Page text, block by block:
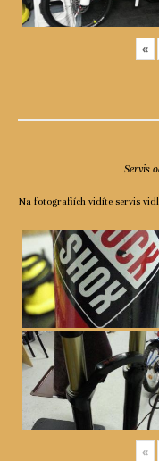
«
Servis
Na fotografiích vidíte servis
«